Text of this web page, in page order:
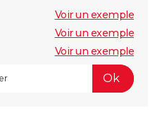
Voir un exemple
Voir un exemple
Voir un exemple